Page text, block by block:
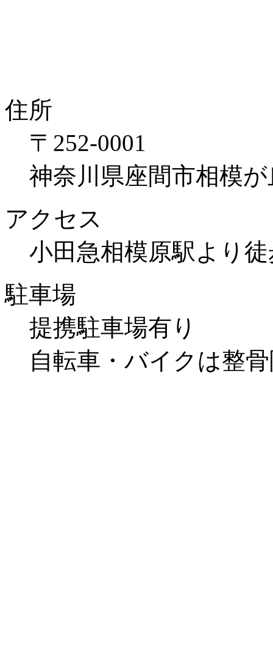
住所
〒252-0001
神奈川県座間市相模が
アクセス
小田急相模原駅より
駐車場
提携駐車場有り
自転車・バイクは整